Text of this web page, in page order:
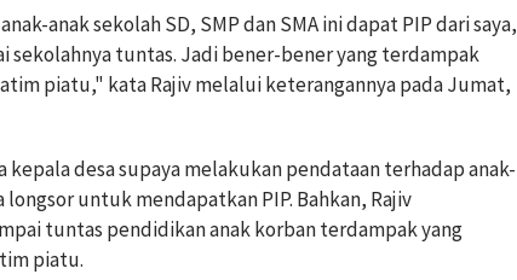
anak sekolah SD, SMP dan SMA ini dapat PIP dari saya,
sekolahnya tuntas. Jadi bener-bener yang terdampak
piatu," kata Rajiv melalui keterangannya pada Jumat,
desa supaya melakukan pendataan terhadap anak-
untuk mendapatkan PIP. Bahkan, Rajiv
tuntas pendidikan anak korban terdampak yang
piatu.